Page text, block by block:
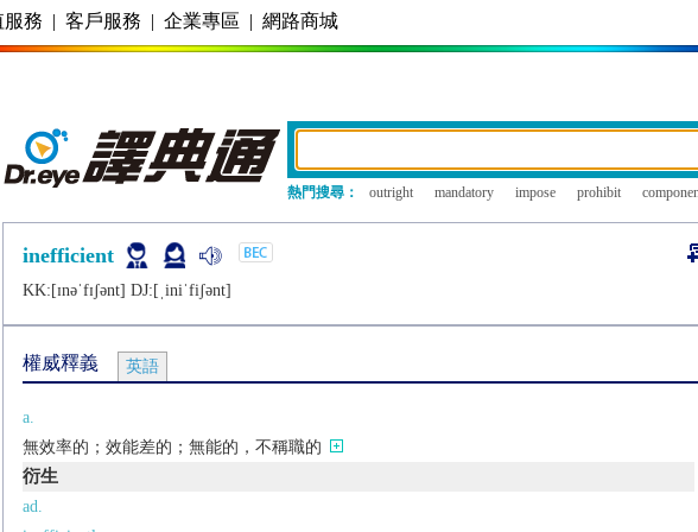
服務 | 客戶服務 | 企業專區 | 網路商城
熱門搜尋： outright mandatory impose prohibit
inefficient
KK:[ɪnǝˈfɪʃǝnt] DJ:[ˌiniˈfiʃǝnt]
權威釋義 英語
a.
無效率的；效能差的；無能的，不稱職的
衍生
ad.